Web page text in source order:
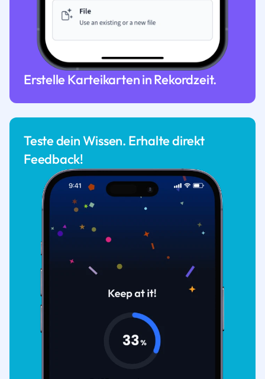
Erstelle Karteikarten in Rekordzeit.
Teste dein Wissen. Erhalte direkt
Feedback!